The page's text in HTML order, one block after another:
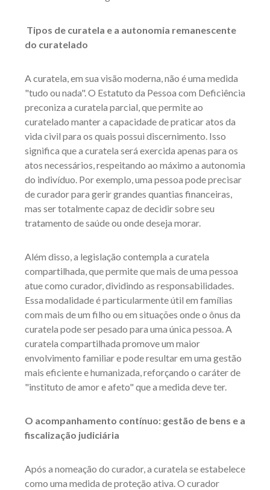
Tipos de curatela e a autonomia remanescente
do curatelado
A curatela, em sua visão moderna, não é uma medida
"tudo ou nada". O Estatuto da Pessoa com Deficiência
preconiza a curatela parcial, que permite ao
curatelado manter a capacidade de praticar atos da
vida civil para os quais possui discernimento. Isso
significa que a curatela será exercida apenas para os
atos necessários, respeitando ao máximo a autonomia
do indivíduo. Por exemplo, uma pessoa pode precisar
de curador para gerir grandes quantias financeiras,
mas ser totalmente capaz de decidir sobre seu
tratamento de saúde ou onde deseja morar.
Além disso, a legislação contempla a curatela
compartilhada, que permite que mais de uma pessoa
atue como curador, dividindo as responsabilidades.
Essa modalidade é particularmente útil em famílias
com mais de um filho ou em situações onde o ônus da
curatela pode ser pesado para uma única pessoa. A
curatela compartilhada promove um maior
envolvimento familiar e pode resultar em uma gestão
mais eficiente e humanizada, reforçando o caráter de
"instituto de amor e afeto" que a medida deve ter.
O acompanhamento contínuo: gestão de bens e a
fiscalização judiciária
Após a nomeação do curador, a curatela se estabelece
como uma medida de proteção ativa. O curador